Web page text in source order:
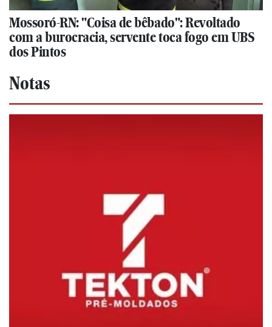
Mossoró-RN: "Coisa de bêbado": Revoltado
com a burocracia, servente toca fogo em UBS
dos Pintos
Notas